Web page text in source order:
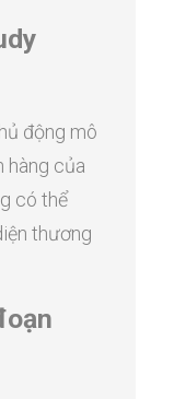
động mô
hàng của
có thể
thương